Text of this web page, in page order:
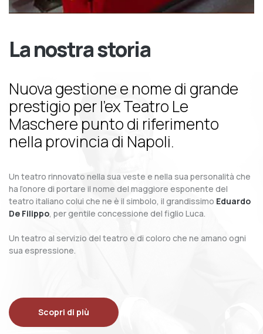
La nostra storia
Nuova gestione e nome di grande
prestigio per l’ex Teatro Le
Maschere punto di riferimento
nella provincia di Napoli.
Un teatro rinnovato nella sua veste e nella sua personalità che
ha l’onore di portare il nome del maggiore esponente del
teatro italiano colui che ne è il simbolo, il grandissimo Eduardo
De Filippo, per gentile concessione del figlio Luca.
Un teatro al servizio del teatro e di coloro che ne amano ogni
sua espressione.
Scopri di più